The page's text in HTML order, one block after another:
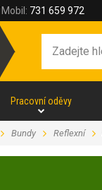
Mobil: 731 659 972
Pracovní oděvy
Bundy Reflexní